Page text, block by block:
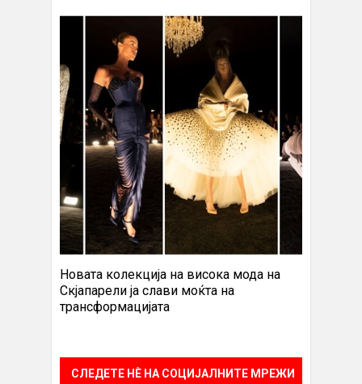
Новата колекција на висока мода на
Скјапарели ја слави моќта на
трансформацијата
СЛЕДЕТЕ НÈ НА СОЦИЈАЛНИТЕ МРЕЖИ